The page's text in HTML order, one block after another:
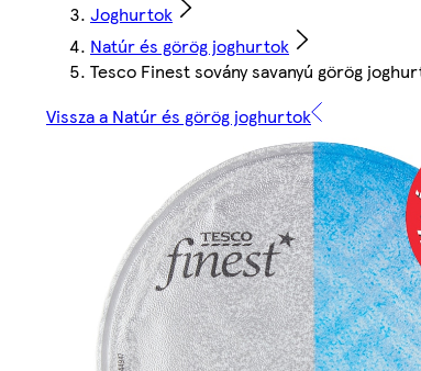
Joghurtok
Natúr és görög joghurtok
Tesco Finest sovány savanyú görög
Vissza a Natúr és görög joghurtok